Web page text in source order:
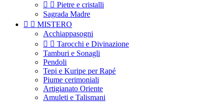
  Pietre e cristalli
Sagrada Madre
  MISTERO
Acchiappasogni
  Tarocchi e Divinazione
Tamburi e Sonagli
Pendoli
Tepi e Kuripe per Rapé
Piume cerimoniali
Artigianato Oriente
Amuleti e Talismani